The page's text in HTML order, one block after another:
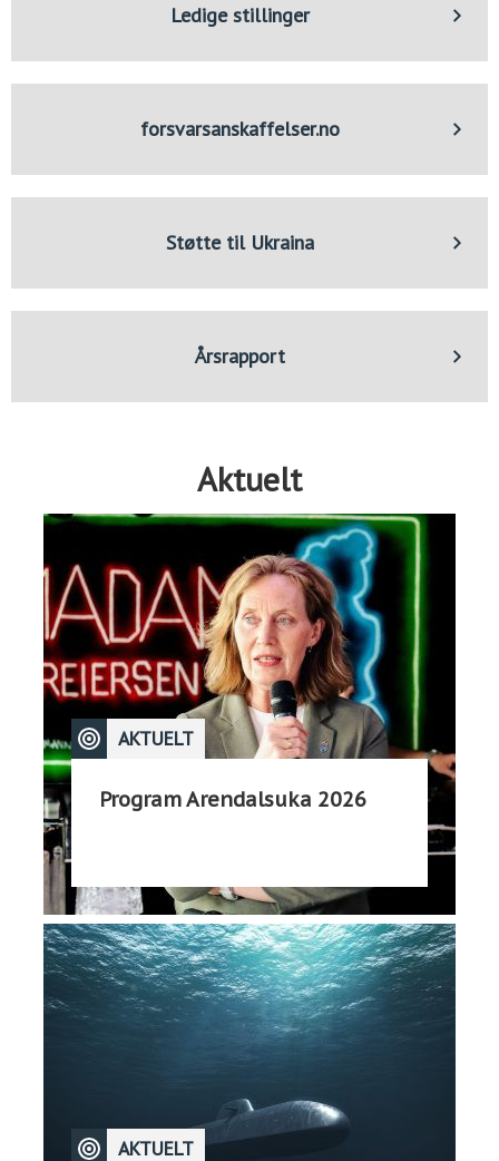
Ledige stillinger
forsvarsanskaffelser.no
Støtte til Ukraina
Årsrapport
Aktuelt
AKTUELT
Program Arendalsuka 2026
AKTUELT